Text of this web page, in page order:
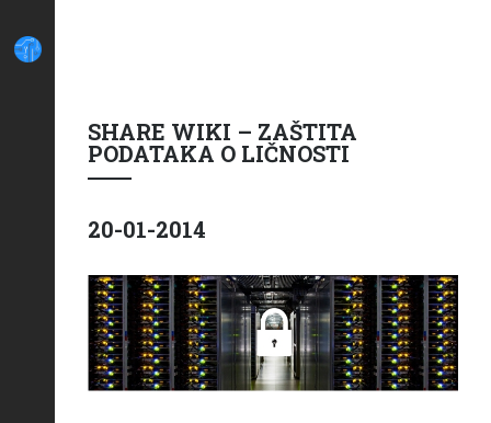
SHARE WIKI – ZAŠTITA
PODATAKA O LIČNOSTI
20-01-2014